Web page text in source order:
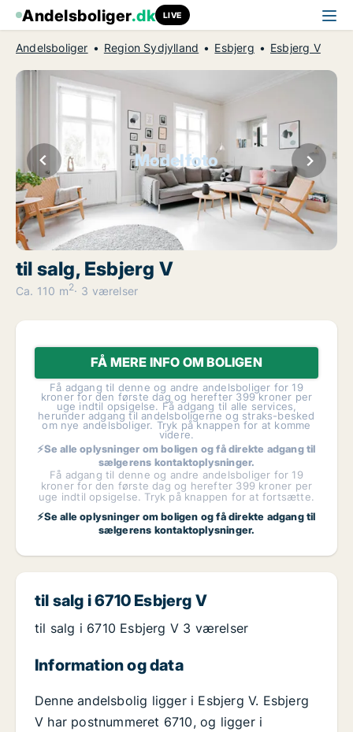
Andelsboliger.dk LIVE
Andelsboliger Region Sydjylland Esbjerg Esbjerg V
Modelfoto
til salg, Esbjerg V
Ca. 110 m2 3 værelser
FÅ MERE INFO OM BOLIGEN
Få adgang til denne og andre andelsboliger for 19
kroner for den første dag og herefter 399 kroner per
uge indtil opsigelse. Få adgang til alle services,
herunder adgang til andelsboligerne og straks-besked
om nye andelsboliger. Tryk på knappen for at komme
videre.
⚡Se alle oplysninger om boligen og få direkte adgang til
sælgerens kontaktoplysninger.
Få adgang til denne og andre andelsboliger for 19
kroner for den første dag og herefter 399 kroner per
uge indtil opsigelse. Tryk på knappen for at fortsætte.
⚡Se alle oplysninger om boligen og få direkte adgang til
sælgerens kontaktoplysninger.
til salg i 6710 Esbjerg V
til salg i 6710 Esbjerg V 3 værelser
Information og data
Denne andelsbolig ligger i Esbjerg V. Esbjerg
V har postnummeret 6710, og ligger i